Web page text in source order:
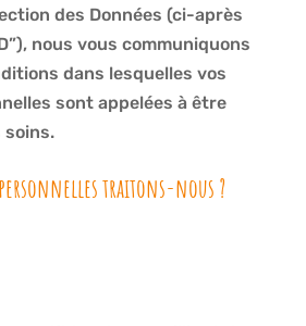
des Données (ci-après
nous vous communiquons
dans lesquelles vos
sont appelées à être
traitons-nous ?